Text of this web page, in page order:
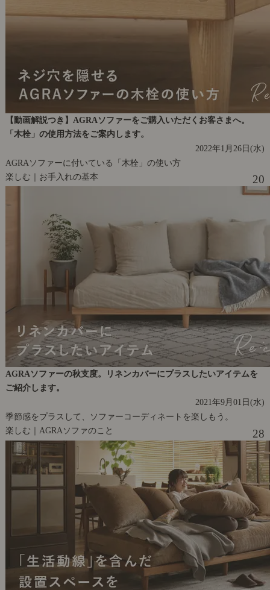
【動画解説つき】AGRAソファーをご購入いただくお客さまへ。
「木栓」の使用方法をご案内します。
2022年1月26日(水)
AGRAソファーに付いている「木栓」の使い方
楽しむ｜お手入れの基本
20
AGRAソファーの秋支度。リネンカバーにプラスしたいアイテムを
ご紹介します。
2021年9月01日(水)
季節感をプラスして、ソファーコーディネートを楽しもう。
楽しむ｜AGRAソファのこと
28